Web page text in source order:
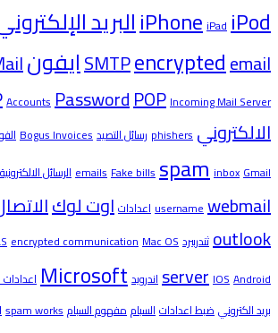
iPhoneiPadiPod البريد
SMTPencryptedemail ايفون
AccountsPasswordPOPIncoming Mail Server
الالكتروني phishers رسائل التصيدBogus Invoices
emailsFake billsspaminboxGmail الرسائل الالكترونية
usernamewebmail اعداداتاوت لوك
outlookثندربيرد encrypted communicationMac OS
serverIOSAndroid اندرويدMicrosoftاعدادات
بريد الكترونيضبط اعداداتالسباممفهوم السبامspam works